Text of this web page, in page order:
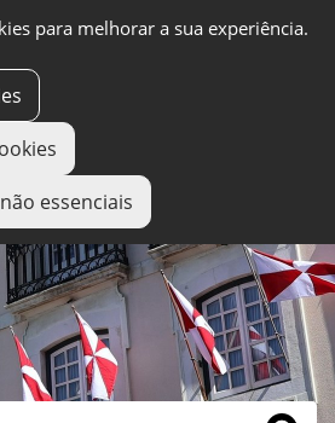
para melhorar a sua experiência.
essenciais